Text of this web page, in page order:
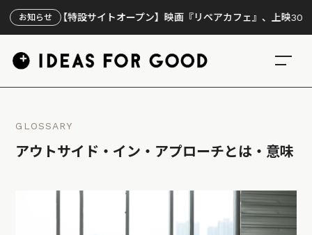
お知らせ
【特設サイトオープン】映画『リペアカフェ』、上映300回の先で
GLOSSARY
アウトサイド・イン・アプローチとは・意味